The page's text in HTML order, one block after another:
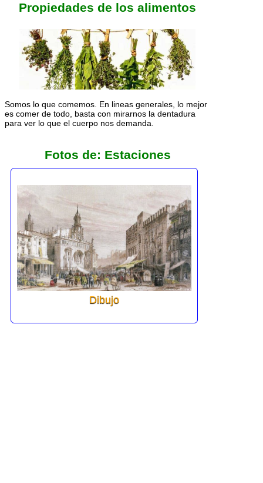
Propiedades de los alimentos
Somos lo que comemos. En lineas generales, lo mejor
es comer de todo, basta con mirarnos la dentadura
para ver lo que el cuerpo nos demanda.